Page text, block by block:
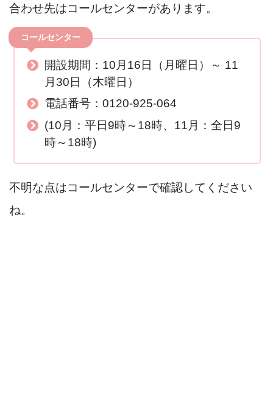
合わせ先はコールセンターがあります。
コールセンター
開設期間：10月16日（月曜日）～ 11
月30日（木曜日）
電話番号：0120-925-064
(10月：平日9時～18時、11月：全日9
時～18時)
不明な点はコールセンターで確認してください
ね。